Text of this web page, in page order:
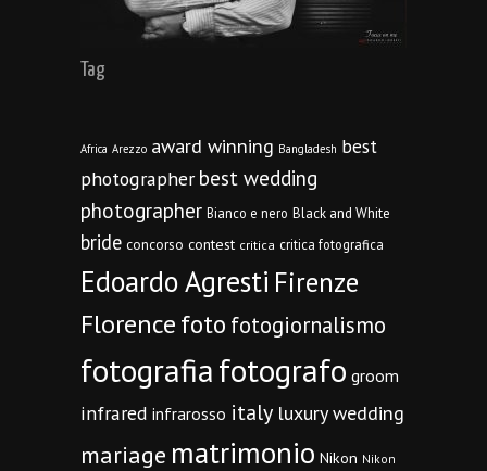
Tag
Africa Arezzo award winning Bangladesh best
photographer best wedding
photographer Bianco e nero Black and White
bride concorso contest critica critica fotografica
Edoardo Agresti Firenze
Florencefoto fotogiornalismo
fotografiafotografo groom
infrared infrarosso italy luxury wedding
mariage matrimonio Nikon Nikon